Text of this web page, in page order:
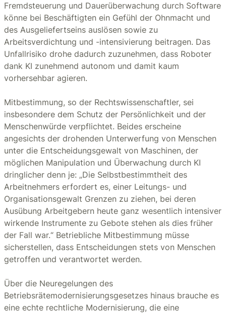
Fremdsteuerung und Dauerüberwachung durch Software
könne bei Beschäftigten ein Gefühl der Ohnmacht und
des Ausgeliefertseins auslösen sowie zu
Arbeitsverdichtung und -intensivierung beitragen. Das
Unfallrisiko drohe dadurch zuzunehmen, dass Roboter
dank KI zunehmend autonom und damit kaum
vorhersehbar agieren.
Mitbestimmung, so der Rechtswissenschaftler, sei
insbesondere dem Schutz der Persönlichkeit und der
Menschenwürde verpflichtet. Beides erscheine
angesichts der drohenden Unterwerfung von Menschen
unter die Entscheidungsgewalt von Maschinen, der
möglichen Manipulation und Überwachung durch KI
dringlicher denn je: „Die Selbstbestimmtheit des
Arbeitnehmers erfordert es, einer Leitungs- und
Organisationsgewalt Grenzen zu ziehen, bei deren
Ausübung Arbeitgebern heute ganz wesentlich intensiver
wirkende Instrumente zu Gebote stehen als dies früher
der Fall war.“ Betriebliche Mitbestimmung müsse
sicherstellen, dass Entscheidungen stets von Menschen
getroffen und verantwortet werden.
Über die Neuregelungen des
Betriebsrätemodernisierungsgesetzes hinaus brauche es
eine echte rechtliche Modernisierung, die eine